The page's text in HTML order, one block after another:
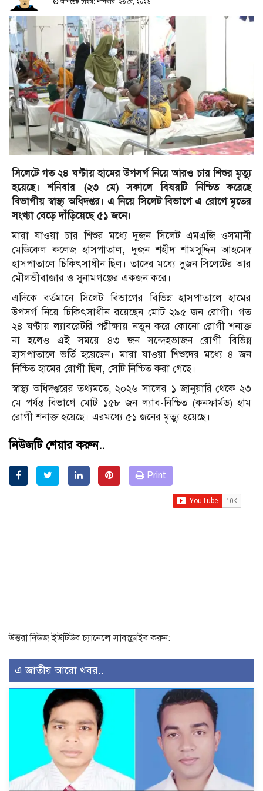
আপডেট টাইম: শনিবার, ২৩ মে, ২০২৬
সিলেটে গত ২৪ ঘণ্টায় হামের উপসর্গ নিয়ে আরও চার শিশুর মৃত্যু
হয়েছে। শনিবার (২৩ মে) সকালে বিষয়টি নিশ্চিত করেছে
বিভাগীয় স্বাস্থ্য অধিদপ্তর। এ নিয়ে সিলেট বিভাগে এ রোগে মৃতের
সংখ্যা বেড়ে দাঁড়িয়েছে ৫১ জনে।
মারা যাওয়া চার শিশুর মধ্যে দুজন সিলেট এমএজি ওসমানী
মেডিকেল কলেজ হাসপাতাল, দুজন শহীদ শামসুদ্দিন আহমেদ
হাসপাতালে চিকিৎসাধীন ছিল। তাদের মধ্যে দুজন সিলেটের আর
মৌলভীবাজার ও সুনামগঞ্জের একজন করে।
এদিকে বর্তমানে সিলেট বিভাগের বিভিন্ন হাসপাতালে হামের
উপসর্গ নিয়ে চিকিৎসাধীন রয়েছেন মোট ২৯৫ জন রোগী। গত
২৪ ঘণ্টায় ল্যাবরেটরি পরীক্ষায় নতুন করে কোনো রোগী শনাক্ত
না হলেও এই সময়ে ৪৩ জন সন্দেহভাজন রোগী বিভিন্ন
হাসপাতালে ভর্তি হয়েছেন। মারা যাওয়া শিশুদের মধ্যে ৪ জন
নিশ্চিত হামের রোগী ছিল, সেটি নিশ্চিত করা গেছে।
স্বাস্থ্য অধিদপ্তরের তথ্যমতে, ২০২৬ সালের ১ জানুয়ারি থেকে ২৩
মে পর্যন্ত বিভাগে মোট ১৫৮ জন ল্যাব-নিশ্চিত (কনফার্মড) হাম
রোগী শনাক্ত হয়েছে। এরমধ্যে ৫১ জনের মৃত্যু হয়েছে।
নিউজটি শেয়ার করুন..
Print
উত্তরা নিউজ ইউটিউব চ্যানেলে সাবস্ক্রাইব করুন:
এ জাতীয় আরো খবর..